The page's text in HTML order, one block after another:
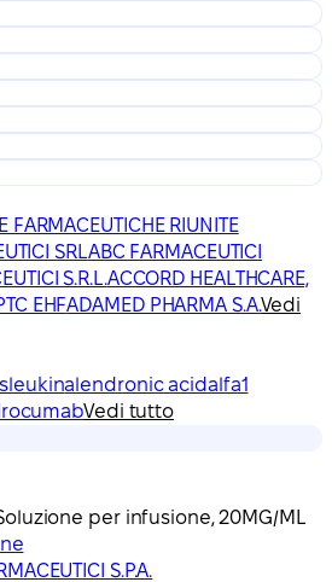
FARMACEUTICHE RIUNITE
SRLABC FARMACEUTICI
S.R.L.ACCORD HEALTHCARE,
EHFADAMED PHARMA S.A.Vedi
alendronic acidalfa1
Vedi tutto
per infusione, 20MG/ML
S.P.A.